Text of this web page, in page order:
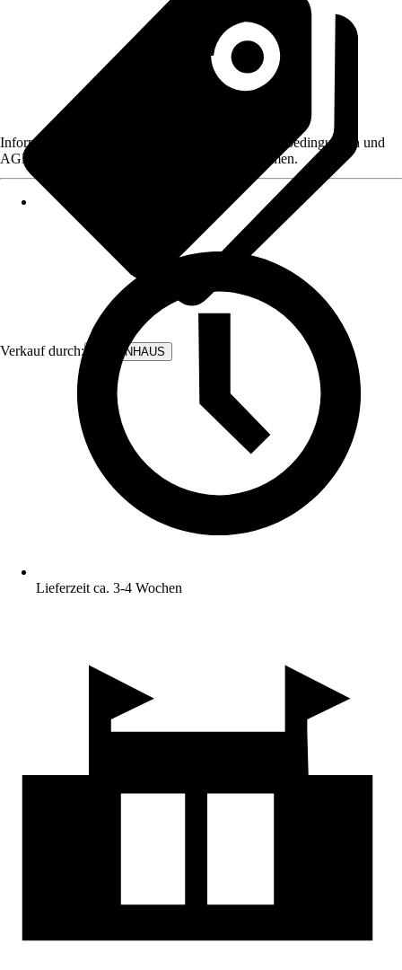
Verkauf durch: BODENHAUS
Informationen des Verkäufers, wie z. B. Rückgabebedingungen und
AGB, finden Sie bei Klick auf den Verkäufernamen.
Lieferzeit ca. 3-4 Wochen